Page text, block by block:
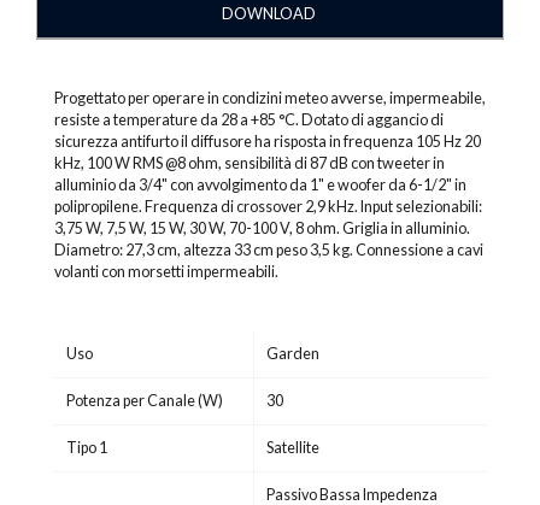
DOWNLOAD
Progettato per operare in condizini meteo avverse, impermeabile,
resiste a temperature da 28 a +85 °C. Dotato di aggancio di
sicurezza antifurto il diffusore ha risposta in frequenza 105 Hz 20
kHz, 100 W RMS @8 ohm, sensibilità di 87 dB con tweeter in
alluminio da 3/4" con avvolgimento da 1" e woofer da 6-1/2" in
polipropilene. Frequenza di crossover 2,9 kHz. Input selezionabili:
3,75 W, 7,5 W, 15 W, 30 W, 70-100 V, 8 ohm. Griglia in alluminio.
Diametro: 27,3 cm, altezza 33 cm peso 3,5 kg. Connessione a cavi
volanti con morsetti impermeabili.
Uso Garden
Potenza per Canale (W) 30
Tipo 1 Satellite
Passivo Bassa Impedenza